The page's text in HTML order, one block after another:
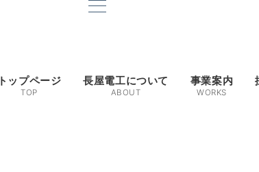
トップページ
TOP
長屋電工について
ABOUT
事業案内
WORKS